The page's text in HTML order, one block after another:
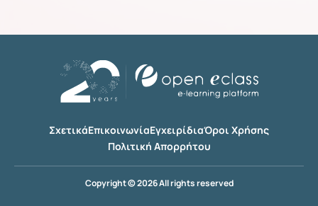
ΣχετικάΕπικοινωνίαΕγχειρίδιαΌροι Χρήσης
Πολιτική Απορρήτου
Copyright © 2026 All rights reserved